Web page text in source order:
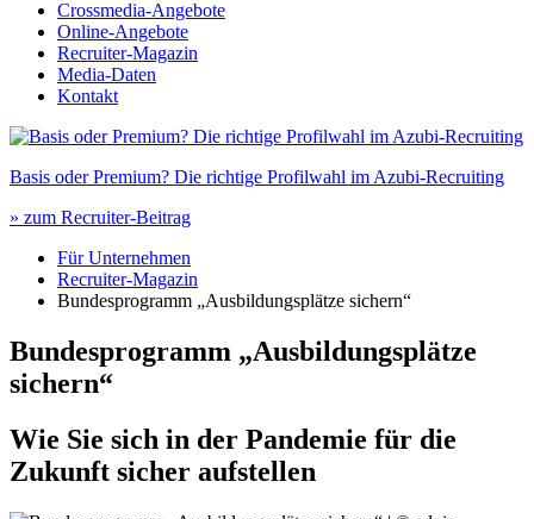
Crossmedia-Angebote
Online-Angebote
Recruiter-Magazin
Media-Daten
Kontakt
Basis oder Premium? Die richtige Profilwahl im Azubi-Recruiting
» zum Recruiter-Beitrag
Für Unternehmen
Recruiter-Magazin
Bundesprogramm „Ausbildungsplätze sichern“
Bundesprogramm „Ausbildungsplätze
sichern“
Wie Sie sich in der Pandemie für die
Zukunft sicher aufstellen